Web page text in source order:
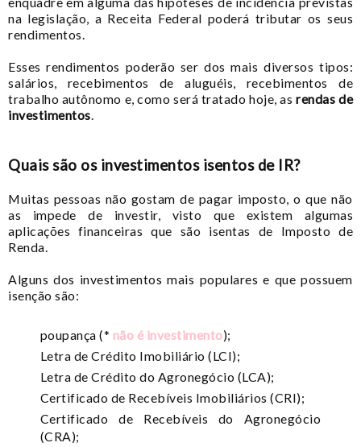
na legislação, a Receita Federal poderá tributar os seus
rendimentos.
Esses rendimentos poderão ser dos mais diversos tipos:
salários, recebimentos de aluguéis, recebimentos de
trabalho autônomo e, como será tratado hoje, asrendas de
investimentos.
Quais são os investimentos isentos de IR?
Muitas pessoas não gostam de pagar imposto, o que não
as impede de investir, visto que existem algumas
aplicações financeiras que são isentas de Imposto de
Renda.
Alguns dos investimentos mais populares e que possuem
isenção são:
poupança (* não é investimento);
Letra de Crédito Imobiliário (LCI);
Letra de Crédito do Agronegócio (LCA);
Certificado de Recebíveis Imobiliários (CRI);
Certificado de Recebíveis do Agronegócio
(CRA);